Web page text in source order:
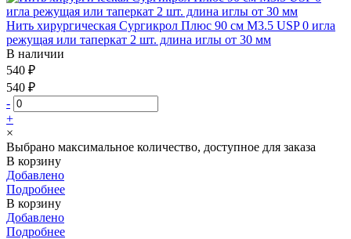
Нить хирургическая Сургикрол Плюс 90 см М3.5 USP 0 игла
режущая или таперкат 2 шт. длина иглы от 30 мм
В наличии
540 ₽
540 ₽
-
+
×
Выбрано максимальное количество, доступное для заказа
В корзину
Добавлено
Подробнее
В корзину
Добавлено
Подробнее